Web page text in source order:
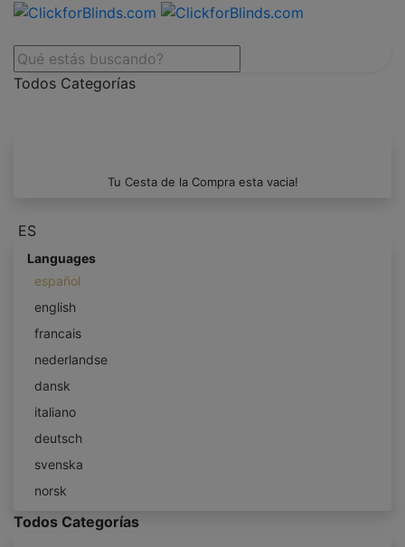
Todos Categorías
Tu Cesta de la Compra esta vacia!
ES
Languages
español
english
francais
nederlandse
dansk
italiano
deutsch
svenska
norsk
Todos Categorías